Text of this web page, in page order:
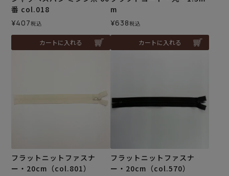
番 col.018
¥407税込
カートに入れる
m
¥638税込
カートに入れる
フラットニットファスナ
ー・20cm（col.801）
フラットニットファスナ
ー・20cm（col.570）